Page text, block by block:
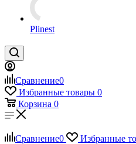
Plinest
Сравнение0
Избранные товары 0
Корзина 0
Сравнение0 Избранные